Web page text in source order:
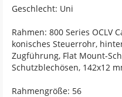
Geschlecht: Uni
Rahmen: 800 Series OCLV
konisches Steuerrohr,
Zugführung, Flat Mount-
Schutzblechösen, 142x12
Rahmengröße: 56